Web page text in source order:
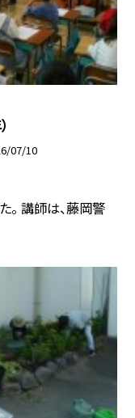
07/10
。 講師は、藤岡警